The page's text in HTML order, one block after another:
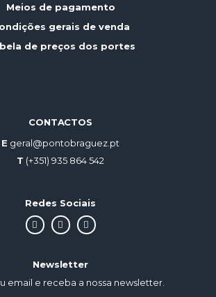
Meios de pagamento
gerais de venda
de preços dos portes
CONTACTOS
E geral@pontobraguez.pt
T (+351) 935 864 542
Redes Sociais
Newsletter
email e receba a nossa newsletter.